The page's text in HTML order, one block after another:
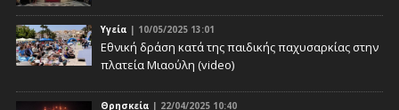
Υγεία | 10/05/2025 13:01
Eθνική δράση κατά της παιδικής παχυσαρκίας στην
πλατεία Μιαούλη (video)
Θρησκεία | 22/04/2025 10:40